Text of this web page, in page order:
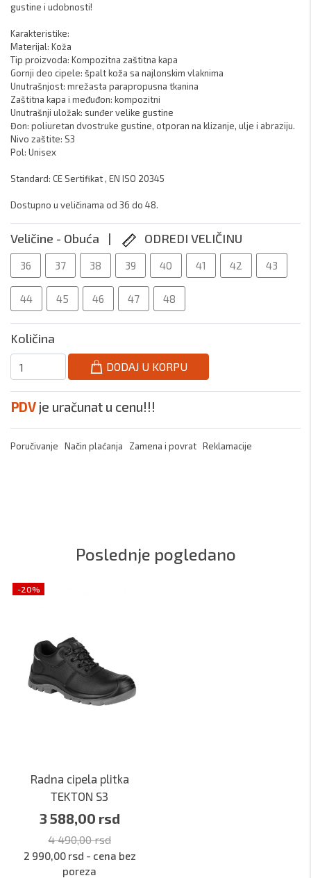
gustine i udobnosti!
Karakteristike:
Materijal: Koža
Tip proizvoda: Kompozitna zaštitna kapa
Gornji deo cipele: špalt koža sa najlonskim vlaknima
Unutrašnjost: mrežasta parapropusna tkanina
Zaštitna kapa i međuđon: kompozitni
Unutrašnji uložak: sunđer velike gustine
Đon: poliuretan dvostruke gustine, otporan na klizanje, ulje i abraziju.
Nivo zaštite: S3
Pol: Unisex
Standard: CE Sertifikat , EN ISO 20345
Dostupno u veličinama od 36 do 48.
Veličine - Obuća | ODREDI VELIČINU
36 37 38 39 40 41 42 43
44 45 46 47 48
Količina
DODAJ U KORPU
PDV je uračunat u cenu!!!
Poručivanje Način plaćanja Zamena i povrat Reklamacije
Poslednje pogledano
-20%
Radna cipela plitka
TEKTON S3
3 588,00 rsd
4 490,00 rsd
2 990,00 rsd - cena bez
poreza